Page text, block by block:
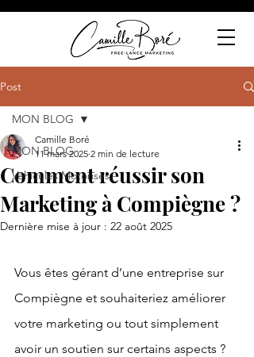
Post
MON BLOG
Véhicules Motorisés
MON BLOG
Comment réussir son
Marketing à Compiègne ?
Camille Boré
11 mars 2025 2 min de lecture
Dernière mise à jour : 22 août 2025
Vous êtes gérant d’une entreprise sur
Compiègne et souhaiteriez améliorer
votre marketing ou tout simplement
avoir un soutien sur certains aspects ?